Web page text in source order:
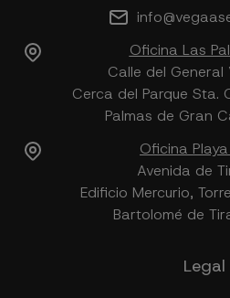
Oficina Las
Calle del General
Cerca del Parque Sta.
Palmas de Gran
Oficina
Avenida de
Edificio Mercurio,
Bartolomé de
Legal